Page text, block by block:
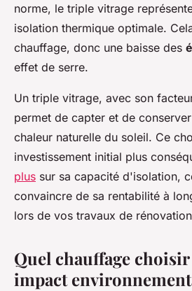
norme, le triple vitrage
isolation thermique optimale.
chauffage, donc une baisse des
effet de serre.
Un triple vitrage, avec son
permet de capter et de
chaleur naturelle du soleil. Ce
investissement initial plus
plus sur sa capacité d'isolation,
convaincre de sa rentabilité à
lors de vos travaux de
Quel chauffage
impact